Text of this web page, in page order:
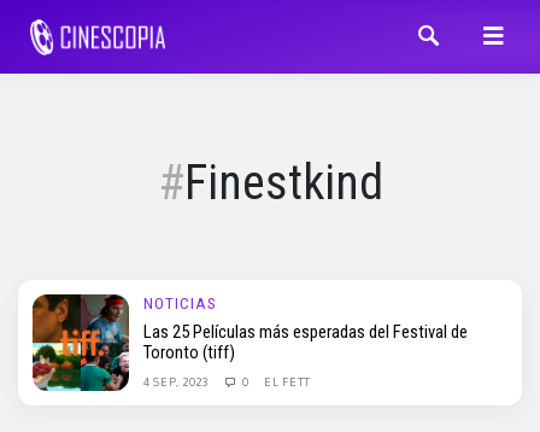
Finestkind
NOTICIAS
Las 25 Películas más esperadas del Festival de
Toronto (tiff)
4 SEP, 2023 0 EL FETT